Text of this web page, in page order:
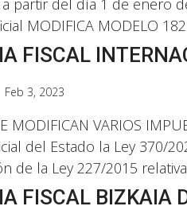
partir del día 1 de enero
MODIFICA MODELO 182
FISCAL
Feb 3, 2023
MODIFICAN VARIOS
del Estado la Ley 370/
de la Ley 227/2015 relativa
FISCAL BIZKAIA